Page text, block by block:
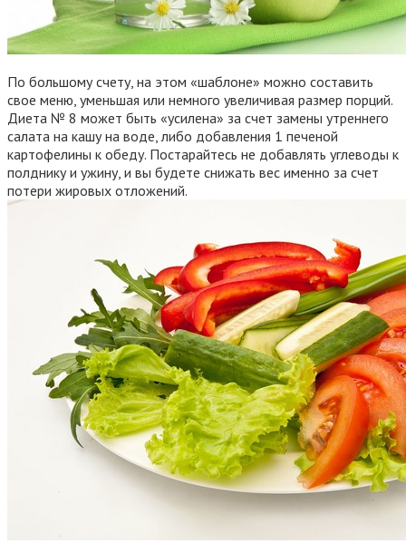
По большому счету, на этом «шаблоне» можно составить
свое меню, уменьшая или немного увеличивая размер порций.
Диета № 8 может быть «усилена» за счет замены утреннего
салата на кашу на воде, либо добавления 1 печеной
картофелины к обеду. Постарайтесь не добавлять углеводы к
полднику и ужину, и вы будете снижать вес именно за счет
потери жировых отложений.